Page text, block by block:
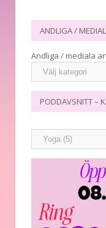
ANDLIGA /
Andliga / mediala
PODDAVSNITT –